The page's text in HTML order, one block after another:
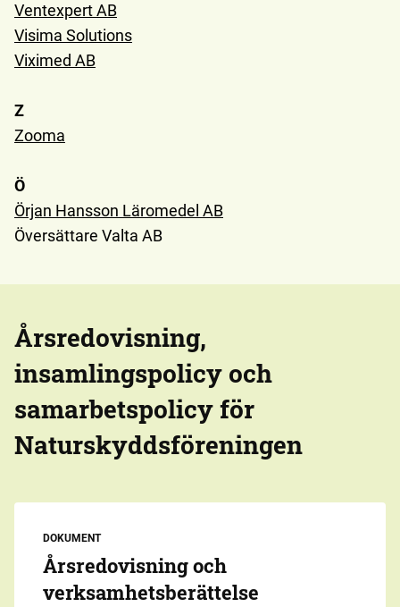
Ventexpert AB
Visima Solutions
Viximed AB
Z
Zooma
Ö
Örjan Hansson Läromedel AB
Översättare Valta AB
Årsredovisning,
insamlingspolicy och
samarbetspolicy för
Naturskyddsföreningen
DOKUMENT
Årsredovisning och
verksamhetsberättelse